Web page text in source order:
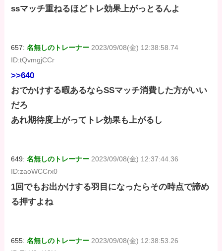
ssマッチ重ねるほどトレ効果上がっとるんよ
657:名無しのトレーナー 2023/09/08(金) 12:38:58.74
ID:tQvmgjCCr
>>640
おでかけする暇あるならSSマッチ消費した方がいい
だろ
あれ期待度上がってトレ効果も上がるし
649:名無しのトレーナー 2023/09/08(金) 12:37:44.36
ID:zaoWCCrx0
1回でもお出かけする羽目になったらその時点で諦め
る押すよね
655:名無しのトレーナー 2023/09/08(金) 12:38:53.26